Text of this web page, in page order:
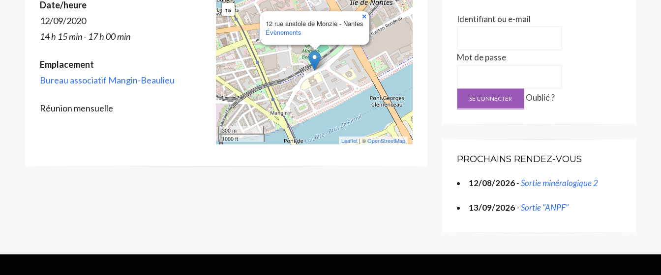
12 rue anatole de Monzie - Nantes
Évènements
×
15
300 m
1000 ft
Leaflet| ©OpenStreetMap
Date/heure
12/09/2020
14 h 15 min - 17 h 00 min
Emplacement
Bureau associatif Mangin-Beaulieu
Réunion mensuelle
Identifiant ou e-mail
Mot de passe
Oublié ?
PROCHAINS RENDEZ-VOUS
12/08/2026-Sortie minéralogique 2
13/09/2026-Sortie "ANPF"